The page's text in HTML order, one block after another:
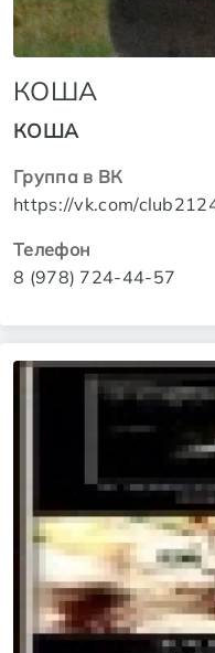
КОША
КОША
Группа в ВК
https://vk.com/
Телефон
8 (978) 724-44-57